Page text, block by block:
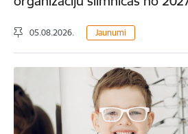
05.08.2026. Jaunumi